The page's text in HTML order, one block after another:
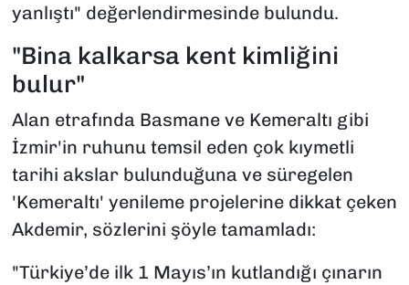
yanlıştı" değerlendirmesinde bulundu.
"Bina kalkarsa kent kimliğini
bulur"
Alan etrafında Basmane ve Kemeraltı gibi
İzmir'in ruhunu temsil eden çok kıymetli
tarihi akslar bulunduğuna ve süregelen
'Kemeraltı' yenileme projelerine dikkat çeken
Akdemir, sözlerini şöyle tamamladı:
"Türkiye’de ilk 1 Mayıs’ın kutlandığı çınarın